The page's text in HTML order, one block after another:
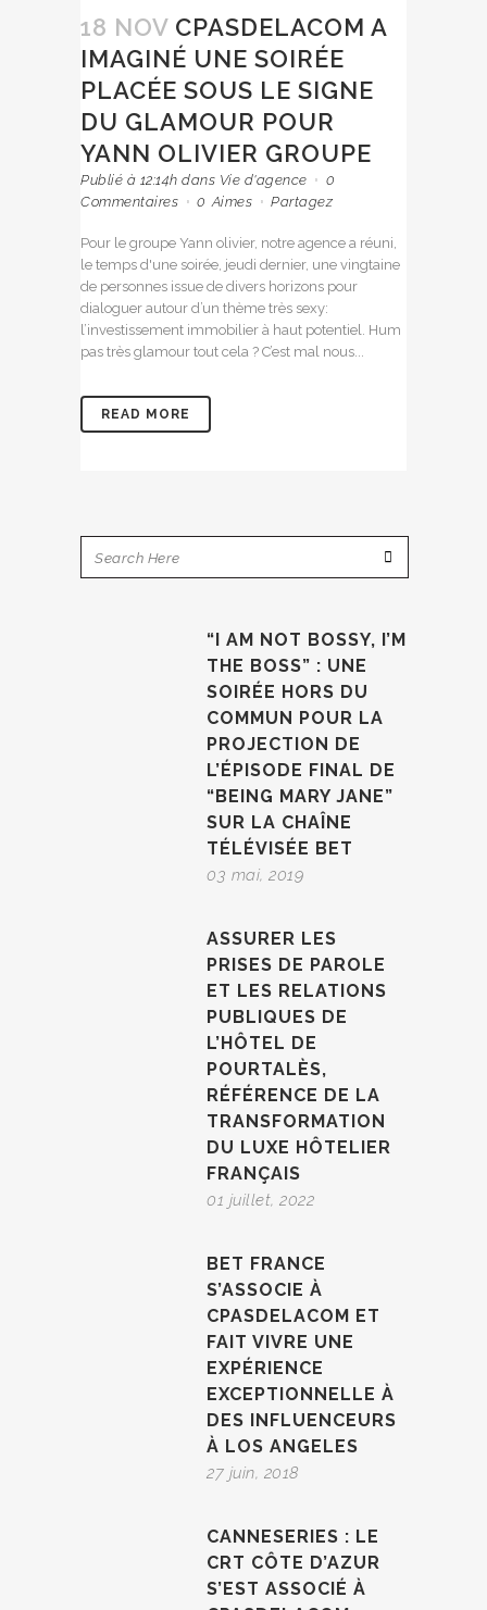
18 NOV CPASDELACOM A
IMAGINÉ UNE SOIRÉE
PLACÉE SOUS LE SIGNE
DU GLAMOUR POUR
YANN OLIVIER GROUPE
Publié à 12:14h dans Vie d'agence
0
Commentaires
0 Aimes Partagez
Pour le groupe Yann olivier, notre agence a réuni,
le temps d'une soirée, jeudi dernier, une vingtaine
de personnes issue de divers horizons pour
dialoguer autour d’un thème très sexy:
l’investissement immobilier à haut potentiel. Hum
pas très glamour tout cela ? C’est mal nous...
READ MORE
“I AM NOT BOSSY, I’M
THE BOSS” : UNE
SOIRÉE HORS DU
COMMUN POUR LA
PROJECTION DE
L’ÉPISODE FINAL DE
“BEING MARY JANE”
SUR LA CHAÎNE
TÉLÉVISÉE BET
03 mai, 2019
ASSURER LES
PRISES DE PAROLE
ET LES RELATIONS
PUBLIQUES DE
L’HÔTEL DE
POURTALÈS,
RÉFÉRENCE DE LA
TRANSFORMATION
DU LUXE HÔTELIER
FRANÇAIS
01 juillet, 2022
BET FRANCE
S’ASSOCIE À
CPASDELACOM ET
FAIT VIVRE UNE
EXPÉRIENCE
EXCEPTIONNELLE À
DES INFLUENCEURS
À LOS ANGELES
27 juin, 2018
CANNESERIES : LE
CRT CÔTE D’AZUR
S’EST ASSOCIÉ À